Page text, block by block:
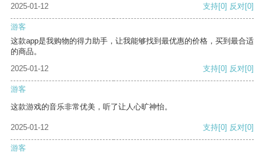
2025-01-12
支持[0] 反对[0]
游客
这款app是我购物的得力助手，让我能够找到最优惠的价格，买到最合适
的商品。
2025-01-12
支持[0] 反对[0]
游客
这款游戏的音乐非常优美，听了让人心旷神怡。
2025-01-12 支持[0] 反对[0]
游客